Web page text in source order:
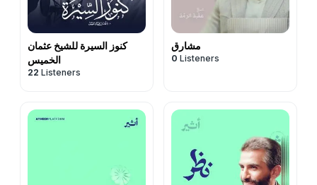
كنوز السيرة للشيخ عثمان
الخميس
22 Listeners
مشارق
0 Listeners